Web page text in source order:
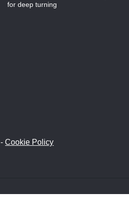
for deep turning
-Cookie Policy